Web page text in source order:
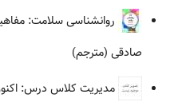
روانشناسی سلامت:
صادقی (مترجم)
مدیریت کلاس درس: